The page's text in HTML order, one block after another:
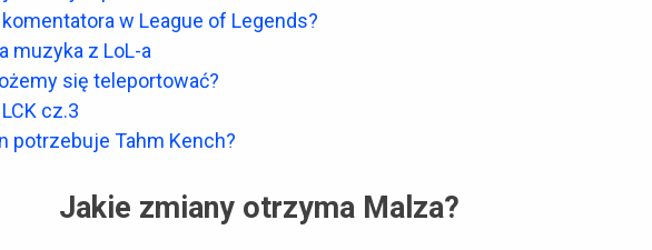
w League of Legends?
muzyka z LoL-a
się teleportować?
cz.3
potrzebuje Tahm Kench?
Jakie zmiany otrzyma Malza?